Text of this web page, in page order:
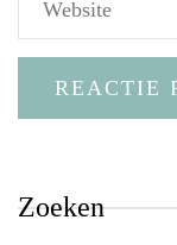
Zoeken